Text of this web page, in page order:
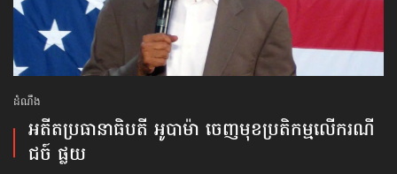
ដំណឹង
អតីតប្រធានាធិបតី អូបាម៉ា ចេញមុខ​ប្រតិកម្មលើករណី
ជច៍ ផ្លយ